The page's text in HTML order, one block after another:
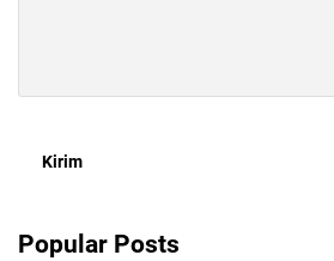
Popular Posts